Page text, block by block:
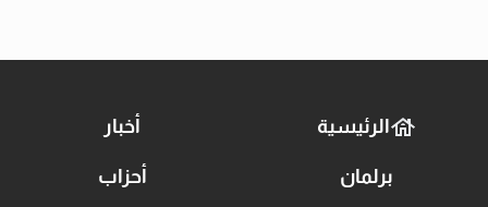
الرئيسية أخبار
برلمان أحزاب